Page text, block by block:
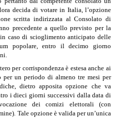
decida di votare in Italia, l’opzione
scritta indirizzata al Consolato di
precedente a quello previsto per la
caso di scioglimento anticipato delle
popolare, entro il decimo giorno
per corrispondenza è estesa anche ai
per un periodo di almeno tre mesi per
dietro apposita opzione che va
i dieci giorni successivi dalla data di
dei comizi elettorali (con
Tale opzione è valida per un’unica